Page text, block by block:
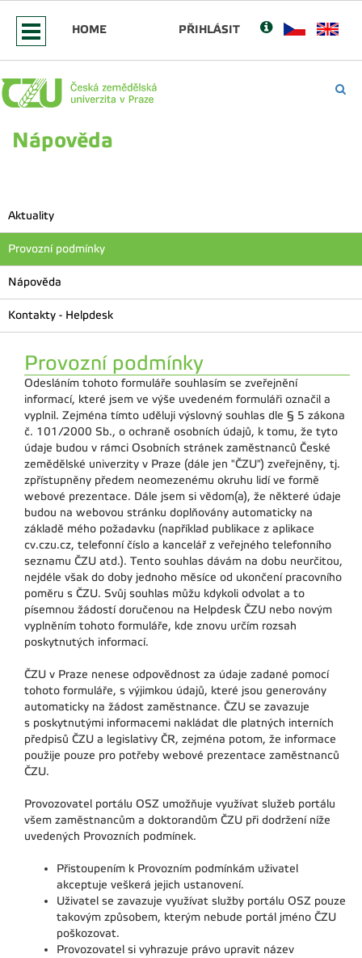
HOME PŘIHLÁSIT
Nápověda
Aktuality
Provozní podmínky
Nápověda
Kontakty - Helpdesk
Provozní podmínky
Odesláním tohoto formuláře souhlasím se zveřejnění
informací, které jsem ve výše uvedeném formuláři označil a
vyplnil. Zejména tímto uděluji výslovný souhlas dle § 5 zákona
č. 101/2000 Sb., o ochraně osobních údajů, k tomu, že tyto
údaje budou v rámci Osobních stránek zaměstnanců České
zemědělské univerzity v Praze (dále jen "ČZU") zveřejněny, tj.
zpřístupněny předem neomezenému okruhu lidí ve formě
webové prezentace. Dále jsem si vědom(a), že některé údaje
budou na webovou stránku doplňovány automaticky na
základě mého požadavku (například publikace z aplikace
cv.czu.cz, telefonní číslo a kancelář z veřejného telefonního
seznamu ČZU atd.). Tento souhlas dávám na dobu neurčitou,
nejdéle však do doby jednoho měsíce od ukončení pracovního
poměru s ČZU. Svůj souhlas můžu kdykoli odvolat a to
písemnou žádostí doručenou na Helpdesk ČZU nebo novým
vyplněním tohoto formuláře, kde znovu určím rozsah
poskytnutých informací.
ČZU v Praze nenese odpovědnost za údaje zadané pomocí
tohoto formuláře, s výjimkou údajů, které jsou generovány
automaticky na žádost zaměstnance. ČZU se zavazuje
s poskytnutými informacemi nakládat dle platných interních
předpisů ČZU a legislativy ČR, zejména potom, že informace
použije pouze pro potřeby webové prezentace zaměstnanců
ČZU.
Provozovatel portálu OSZ umožňuje využívat služeb portálu
všem zaměstnancům a doktorandům ČZU při dodržení níže
uvedených Provozních podmínek.
Přistoupením k Provozním podmínkám uživatel
akceptuje veškerá jejich ustanovení.
Uživatel se zavazuje využívat služby portálu OSZ pouze
takovým způsobem, kterým nebude portál jméno ČZU
poškozovat.
Provozovatel si vyhrazuje právo upravit název